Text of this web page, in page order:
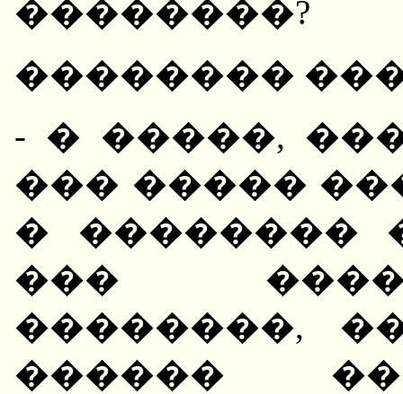
��������?
��������
- � �����,
��� �����
� ��������
���
��������,
������